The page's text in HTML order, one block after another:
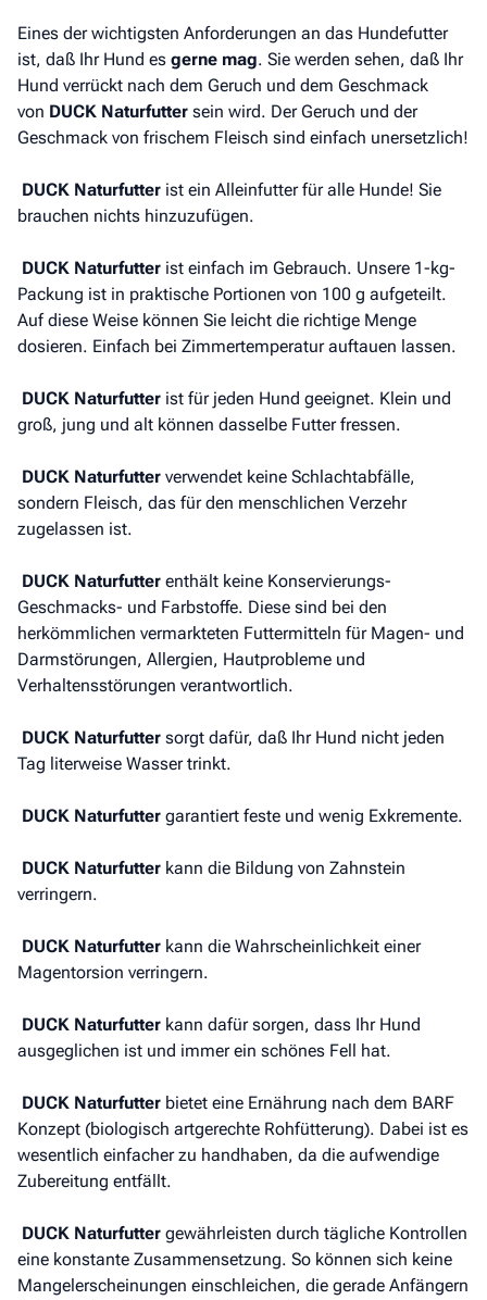
Eines der wichtigsten Anforderungen an das Hundefutter
ist, daß Ihr Hund es gerne mag. Sie werden sehen, daß Ihr
Hund verrückt nach dem Geruch und dem Geschmack
von DUCK Naturfutter sein wird. Der Geruch und der
Geschmack von frischem Fleisch sind einfach unersetzlich!
DUCK Naturfutter ist ein Alleinfutter für alle Hunde! Sie
brauchen nichts hinzuzufügen.
DUCK Naturfutter ist einfach im Gebrauch. Unsere 1-kg-
Packung ist in praktische Portionen von 100 g aufgeteilt.
Auf diese Weise können Sie leicht die richtige Menge
dosieren. Einfach bei Zimmertemperatur auftauen lassen.
DUCK Naturfutter ist für jeden Hund geeignet. Klein und
groß, jung und alt können dasselbe Futter fressen.
DUCK Naturfutter verwendet keine Schlachtabfälle,
sondern Fleisch, das für den menschlichen Verzehr
zugelassen ist.
DUCK Naturfutter enthält keine Konservierungs-
Geschmacks- und Farbstoffe. Diese sind bei den
herkömmlichen vermarkteten Futtermitteln für Magen- und
Darmstörungen, Allergien, Hautprobleme und
Verhaltensstörungen verantwortlich.
DUCK Naturfutter sorgt dafür, daß Ihr Hund nicht jeden
Tag literweise Wasser trinkt.
DUCK Naturfutter garantiert feste und wenig Exkremente.
DUCK Naturfutter kann die Bildung von Zahnstein
verringern.
DUCK Naturfutter kann die Wahrscheinlichkeit einer
Magentorsion verringern.
DUCK Naturfutter kann dafür sorgen, dass Ihr Hund
ausgeglichen ist und immer ein schönes Fell hat.
DUCK Naturfutter bietet eine Ernährung nach dem BARF
Konzept (biologisch artgerechte Rohfütterung). Dabei ist es
wesentlich einfacher zu handhaben, da die aufwendige
Zubereitung entfällt.
DUCK Naturfutter gewährleisten durch tägliche Kontrollen
eine konstante Zusammensetzung. So können sich keine
Mangelerscheinungen einschleichen, die gerade Anfängern